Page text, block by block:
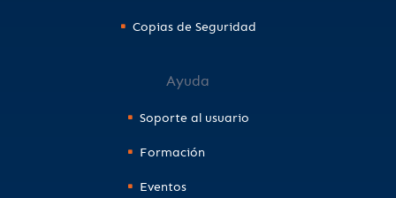
Copias de Seguridad
Ayuda
Soporte al usuario
Formación
Eventos